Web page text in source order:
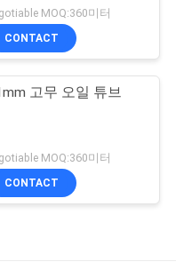
MOQ:360미터
CONTACT
고무 오일 튜브
MOQ:360미터
CONTACT